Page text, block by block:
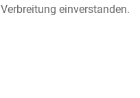
einverstanden.